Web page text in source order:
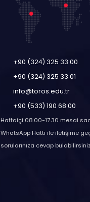
+90 (324) 325 33 00
+90 (324) 325 33 01
info@toros.edu.tr
+90 (533) 190 68 00
Haftaiçi 08.00-17.30 mesai
WhatsApp Hattı ile iletişime
sorularınıza cevap